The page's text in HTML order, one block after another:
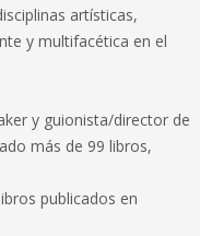
artísticas,
y multifacética en el
y guionista/director de
más de 99 libros,
publicados en